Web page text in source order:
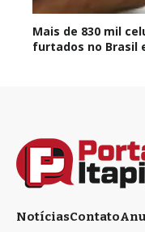
Mais de 830 mil
furtados no Brasil
NotíciasContato